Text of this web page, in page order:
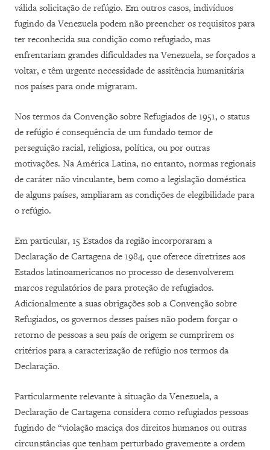
válida solicitação de refúgio. Em outros casos, indivíduos
fugindo da Venezuela podem não preencher os requisitos para
ter reconhecida sua condição como refugiado, mas
enfrentariam grandes dificuldades na Venezuela, se forçados a
voltar, e têm urgente necessidade de assitência humanitária
nos países para onde migraram.
Nos termos da Convenção sobre Refugiados de 1951, o status
de refúgio é consequência de um fundado temor de
perseguição racial, religiosa, política, ou por outras
motivações. Na América Latina, no entanto, normas regionais
de caráter não vinculante, bem como a legislação doméstica
de alguns países, ampliaram as condições de elegibilidade para
o refúgio.
Em particular, 15 Estados da região incorporaram a
Declaração de Cartagena de 1984, que oferece diretrizes aos
Estados latinoamericanos no processo de desenvolverem
marcos regulatórios de para proteção de refugiados.
Adicionalmente a suas obrigações sob a Convenção sobre
Refugiados, os governos desses países não podem forçar o
retorno de pessoas a seu país de origem se cumprirem os
critérios para a caracterização de refúgio nos termos da
Declaração.
Particularmente relevante à situação da Venezuela, a
Declaração de Cartagena considera como refugiados pessoas
fugindo de “violação maciça dos direitos humanos ou outras
circunstâncias que tenham perturbado gravemente a ordem